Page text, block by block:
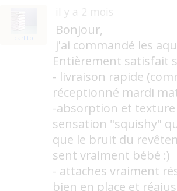
carlito
il y a 2 mois
Bonjour,
j'ai commandé les
Entièrement satisfait
- livraison rapide
réceptionné mardi
-absorption et texture
sensation "squishy"
que le bruit du
sent vraiment bébé :)
- attaches vraiment
bien en place et